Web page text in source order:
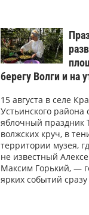
берегу Волги и на
15 августа в селе
Устьинского
яблочный праздник
волжских круч, в
территории музея,
не известный
Максим Горький, —
ярких событий